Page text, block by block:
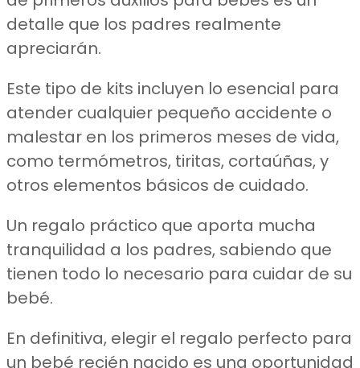
detalle que los padres realmente
apreciarán.
Este tipo de kits incluyen lo esencial para
atender cualquier pequeño accidente o
malestar en los primeros meses de vida,
como termómetros, tiritas, cortaúñas, y
otros elementos básicos de cuidado.
Un regalo práctico que aporta mucha
tranquilidad a los padres, sabiendo que
tienen todo lo necesario para cuidar de su
bebé.
En definitiva, elegir el regalo perfecto para
un bebé recién nacido es una oportunidad